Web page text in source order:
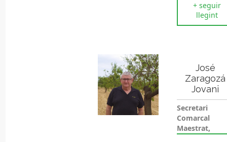
+ seguir
llegint
José
Zaragozá
Jovani
Secretari
Comarcal
Maestrat,